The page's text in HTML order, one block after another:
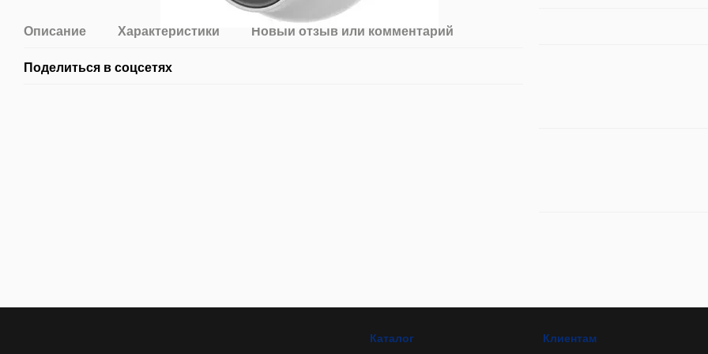
Описание Характеристики Новый отзыв или комментарий
Поделиться в соцсетях
Каталог Клиентам